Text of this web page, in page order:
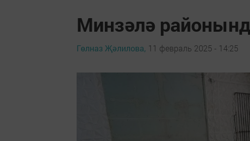
Минзәлә
Гөлназ Җәлилова, 11 февраль 2025 - 14:25